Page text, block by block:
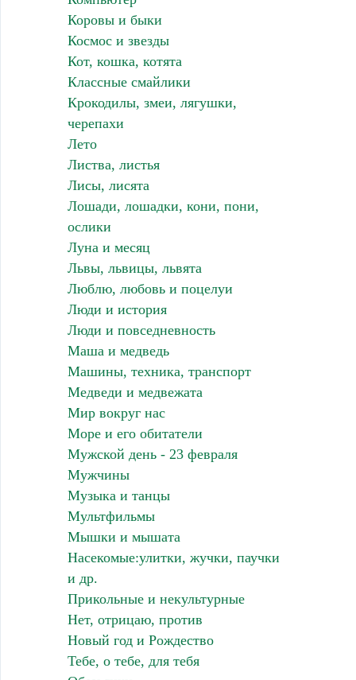
Коровы и быки
Космос и звезды
Кот, кошка, котята
Классные смайлики
Крокодилы, змеи, лягушки,
черепахи
Лето
Листва, листья
Лисы, лисята
Лошади, лошадки, кони, пони,
ослики
Луна и месяц
Львы, львицы, львята
Люблю, любовь и поцелуи
Люди и история
Люди и повседневность
Маша и медведь
Машины, техника, транспорт
Медведи и медвежата
Мир вокруг нас
Море и его обитатели
Мужской день - 23 февраля
Мужчины
Музыка и танцы
Мультфильмы
Мышки и мышата
Насекомые:улитки, жучки, паучки
и др.
Прикольные и некультурные
Нет, отрицаю, против
Новый год и Рождество
Тебе, о тебе, для тебя